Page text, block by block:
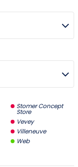
Stomer Concept
Store
Vevey
Villeneuve
Web